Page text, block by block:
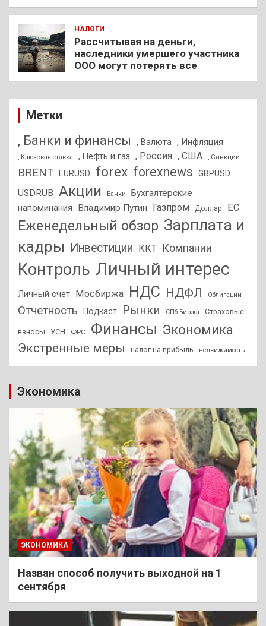
НАЛОГИ
Рассчитывая на деньги,
наследники умершего участника
ООО могут потерять все
Метки
, Банки и финансы , Валюта , Инфляция
, Ключевая ставка , Нефть и газ , Россия , США , Санкции
BRENT EURUSD forex forexnews GBPUSD
USDRUB Акции Банки
Бухгалтерские
напоминания
Владимир Путин Газпром Доллар ЕС
Еженедельный обзор Зарплата и
кадры
Инвестиции ККТ Компании
Контроль Личный интерес
Личный счет Мосбиржа НДС НДФЛ Облигации
Отчетность Подкаст Рынки СПб Биржа Страховые
взносы УСН ФРС Финансы Экономика
Экстренные меры налог на прибыль недвижимость
Экономика
ЭКОНОМИКА
Назван способ получить выходной на 1
сентября